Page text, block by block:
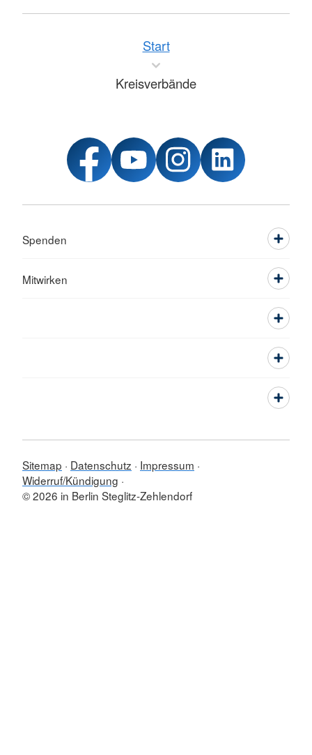
Start
Kreisverbände
Spenden
Mitwirken
Sitemap Datenschutz
Impressum
Widerruf/Kündigung
© 2026 in Berlin Steglitz-Zehlendorf